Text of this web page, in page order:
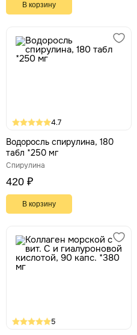
В корзину
4.7
Водоросль спирулина, 180
табл *250 мг
Спирулина
420 ₽
В корзину
5